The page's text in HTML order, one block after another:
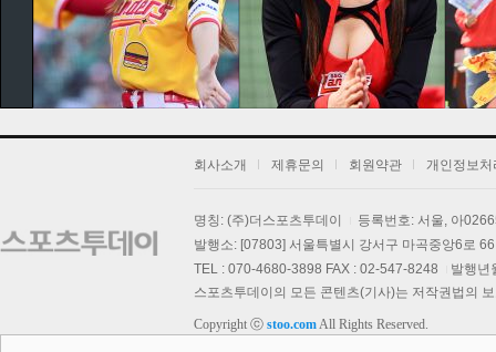
회사소개 제휴문의 회원약관 개인정보처
명칭: (주)더스포츠투데이
등록번호: 서울, 아
발행소: [07803] 서울특별시 강서구 마곡중앙6로
TEL : 070-4680-3898 FAX : 02-547-8248
발행년
스포츠투데이의 모든 콘텐츠(기사)는 저작권법의
Copyright ⓒ stoo.comAll Rights Reserved.